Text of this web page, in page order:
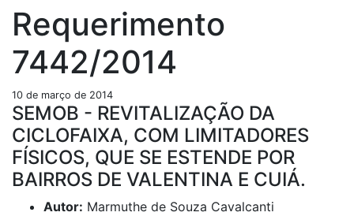
Requerimento
7442/2014
10 de março de 2014
SEMOB - REVITALIZAÇÃO DA
CICLOFAIXA, COM LIMITADORES
FÍSICOS, QUE SE ESTENDE POR
BAIRROS DE VALENTINA E CUIÁ.
Autor: Marmuthe de Souza Cavalcanti